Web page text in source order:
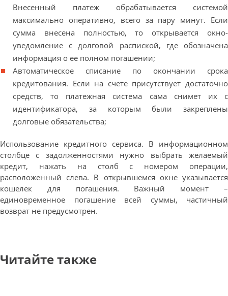
Внесенный платеж обрабатывается системой
максимально оперативно, всего за пару минут. Если
сумма внесена полностью, то открывается окно-
уведомление с долговой распиской, где обозначена
информация о ее полном погашении;
Автоматическое списание по окончании срока
кредитования. Если на счете присутствует достаточно
средств, то платежная система сама снимет их с
идентификатора, за которым были закреплены
долговые обязательства;
Использование кредитного сервиса. В информационном
столбце с задолженностями нужно выбрать желаемый
кредит, нажать на столб с номером операции,
расположенный слева. В открывшемся окне указывается
кошелек для погашения. Важный момент –
единовременное погашение всей суммы, частичный
возврат не предусмотрен.
Читайте также